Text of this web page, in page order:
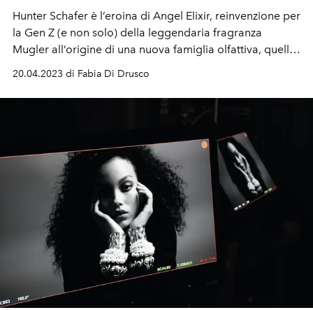
Hunter Schafer è l’eroina di Angel Elixir, reinvenzione per
la Gen Z (e non solo) della leggendaria fragranza
Mugler all’origine di una nuova famiglia olfattiva, quella
20.04.2023 di Fabia Di Drusco